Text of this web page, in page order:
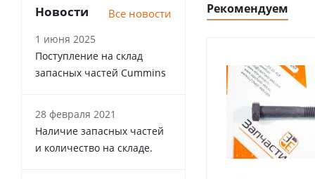
Рекомендуем
Новости Все новости
1 июня 2025
Поступление на склад
запасных частей Cummins
28 февраля 2021
Наличие запасных частей
и количество на складе.